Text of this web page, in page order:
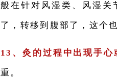
般在针对风湿类、风湿关
了，转移到腹部了，这个
13、灸的过程中出现手
重。